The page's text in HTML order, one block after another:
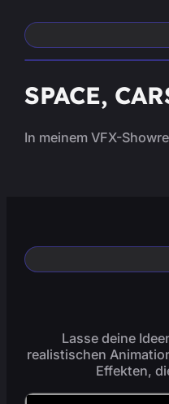
SPACE,
In meinem VFX-
Lasse deine
realistischen
Effekten,